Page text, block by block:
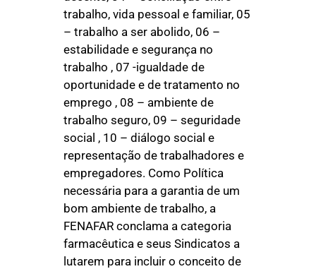
trabalho, vida pessoal e familiar, 05
– trabalho a ser abolido, 06 –
estabilidade e segurança no
trabalho , 07 -igualdade de
oportunidade e de tratamento no
emprego , 08 – ambiente de
trabalho seguro, 09 – seguridade
social , 10 – diálogo social e
representação de trabalhadores e
empregadores. Como Política
necessária para a garantia de um
bom ambiente de trabalho, a
FENAFAR conclama a categoria
farmacêutica e seus Sindicatos a
lutarem para incluir o conceito de